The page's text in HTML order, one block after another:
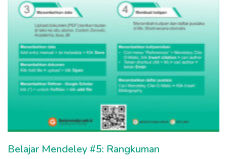
Belajar Mendeley #5: Rangkuman